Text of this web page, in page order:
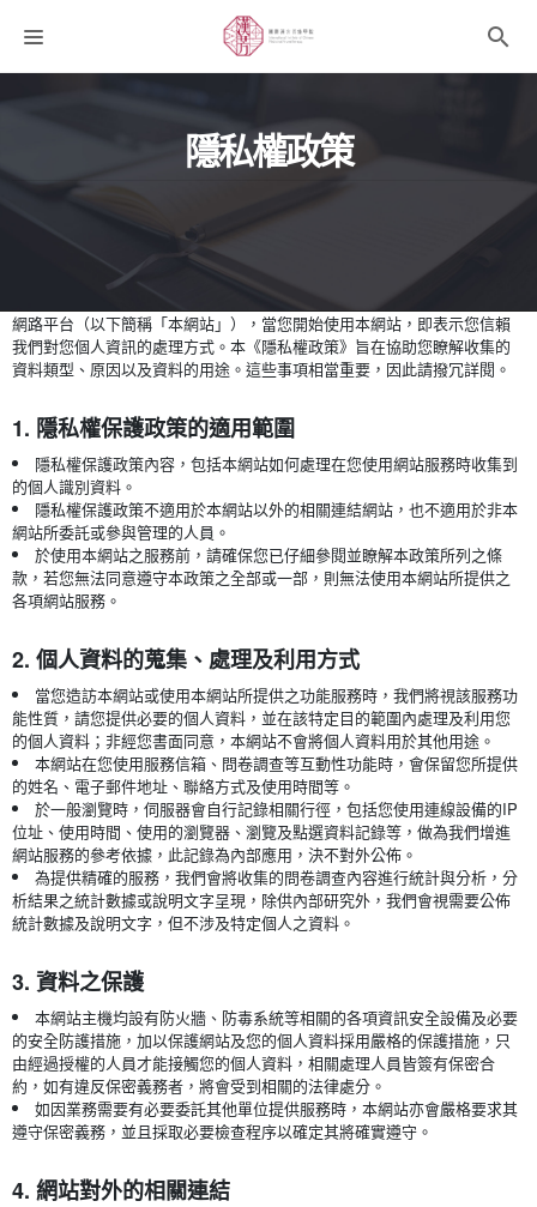
師資團隊
折扣碼
隱私權政策
網路平台（以下簡稱「本網站」），當您開始使用本網站，即表示您信賴
我們對您個人資訊的處理方式。本《隱私權政策》旨在協助您瞭解收集的
資料類型、原因以及資料的用途。這些事項相當重要，因此請撥冗詳閱。
1. 隱私權保護政策的適用範圍
隱私權保護政策內容，包括本網站如何處理在您使用網站服務時收集到
的個人識別資料。
隱私權保護政策不適用於本網站以外的相關連結網站，也不適用於非本
網站所委託或參與管理的人員。
於使用本網站之服務前，請確保您已仔細參閱並瞭解本政策所列之條
款，若您無法同意遵守本政策之全部或一部，則無法使用本網站所提供之
各項網站服務。
2. 個人資料的蒐集、處理及利用方式
當您造訪本網站或使用本網站所提供之功能服務時，我們將視該服務功
能性質，請您提供必要的個人資料，並在該特定目的範圍內處理及利用您
的個人資料；非經您書面同意，本網站不會將個人資料用於其他用途。
本網站在您使用服務信箱、問卷調查等互動性功能時，會保留您所提供
的姓名、電子郵件地址、聯絡方式及使用時間等。
於一般瀏覽時，伺服器會自行記錄相關行徑，包括您使用連線設備的IP
位址、使用時間、使用的瀏覽器、瀏覽及點選資料記錄等，做為我們增進
網站服務的參考依據，此記錄為內部應用，決不對外公佈。
為提供精確的服務，我們會將收集的問卷調查內容進行統計與分析，分
析結果之統計數據或說明文字呈現，除供內部研究外，我們會視需要公佈
統計數據及說明文字，但不涉及特定個人之資料。
3. 資料之保護
本網站主機均設有防火牆、防毒系統等相關的各項資訊安全設備及必要
的安全防護措施，加以保護網站及您的個人資料採用嚴格的保護措施，只
由經過授權的人員才能接觸您的個人資料，相關處理人員皆簽有保密合
約，如有違反保密義務者，將會受到相關的法律處分。
如因業務需要有必要委託其他單位提供服務時，本網站亦會嚴格要求其
遵守保密義務，並且採取必要檢查程序以確定其將確實遵守。
4. 網站對外的相關連結